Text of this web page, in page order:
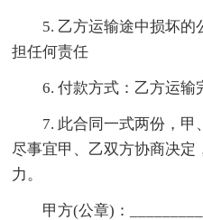
5. 乙方运输途中损坏
担任何责任
6. 付款方式：乙方运输
7. 此合同一式两份，
尽事宜甲、乙双方协商决定
力。
甲方(公章)：